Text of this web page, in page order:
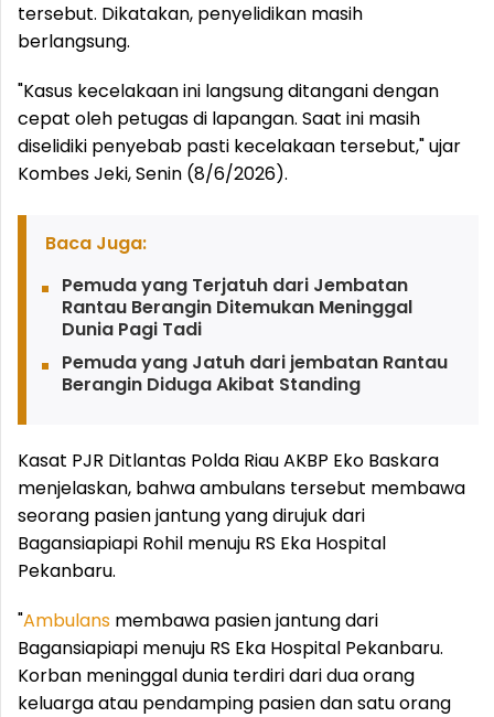
tersebut. Dikatakan, penyelidikan masih
berlangsung.
"Kasus kecelakaan ini langsung ditangani dengan
cepat oleh petugas di lapangan. Saat ini masih
diselidiki penyebab pasti kecelakaan tersebut," ujar
Kombes Jeki, Senin (8/6/2026).
Baca Juga:
Pemuda yang Terjatuh dari Jembatan
Rantau Berangin Ditemukan Meninggal
Dunia Pagi Tadi
Pemuda yang Jatuh dari jembatan Rantau
Berangin Diduga Akibat Standing
Kasat PJR Ditlantas Polda Riau AKBP Eko Baskara
menjelaskan, bahwa ambulans tersebut membawa
seorang pasien jantung yang dirujuk dari
Bagansiapiapi Rohil menuju RS Eka Hospital
Pekanbaru.
"Ambulans membawa pasien jantung dari
Bagansiapiapi menuju RS Eka Hospital Pekanbaru.
Korban meninggal dunia terdiri dari dua orang
keluarga atau pendamping pasien dan satu orang